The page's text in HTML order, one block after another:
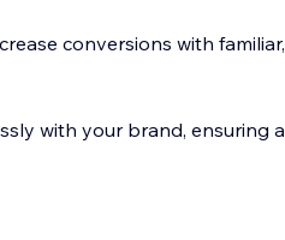
conversions with familiar,
with your brand, ensuring a